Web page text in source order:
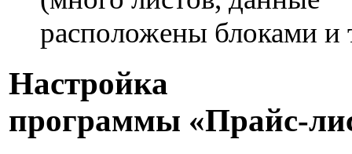
расположены блоками и
Настройка
программы «Прайс-